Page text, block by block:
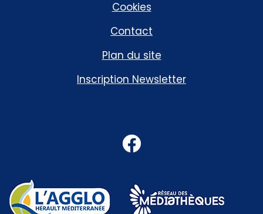
Cookies
Contact
Plan du site
Inscription Newsletter